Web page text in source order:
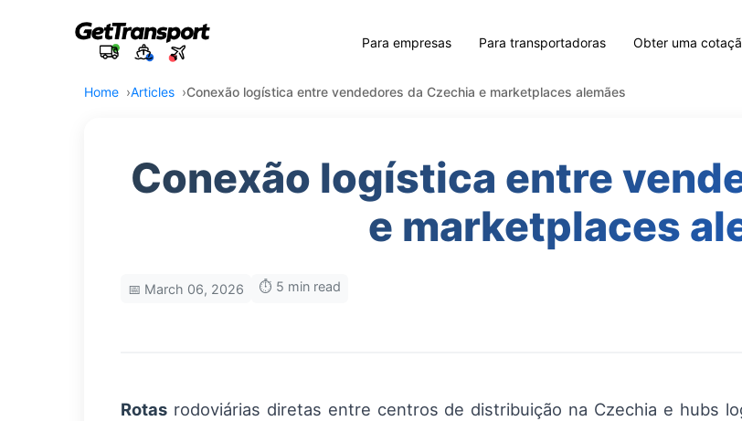
Para empresas Para transportadoras Obter uma
Home Articles Conexão logística entre vendedores da Czechia e marketplaces alemães
Conexão logística entre
e marketplaces
📅 March 06, 2026 ⏱️ 5 min read
Rotas rodoviárias diretas entre centros de distribuição na Czechia e hubs